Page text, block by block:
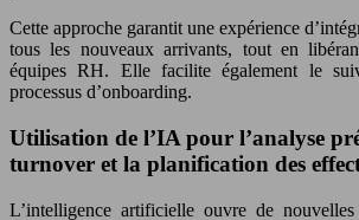
Cette approche garantit une expérience
tous les nouveaux arrivants, tout en
équipes RH. Elle facilite également le
processus d’onboarding.
Utilisation de l’IA pour l’analyse
turnover et la planification des
L’intelligence artificielle ouvre de